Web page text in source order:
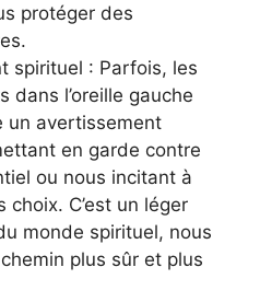
protéger des
spirituel : Parfois, les
dans l’oreille gauche
un avertissement
en garde contre
ou nous incitant à
choix. C’est un léger
monde spirituel, nous
plus sûr et plus